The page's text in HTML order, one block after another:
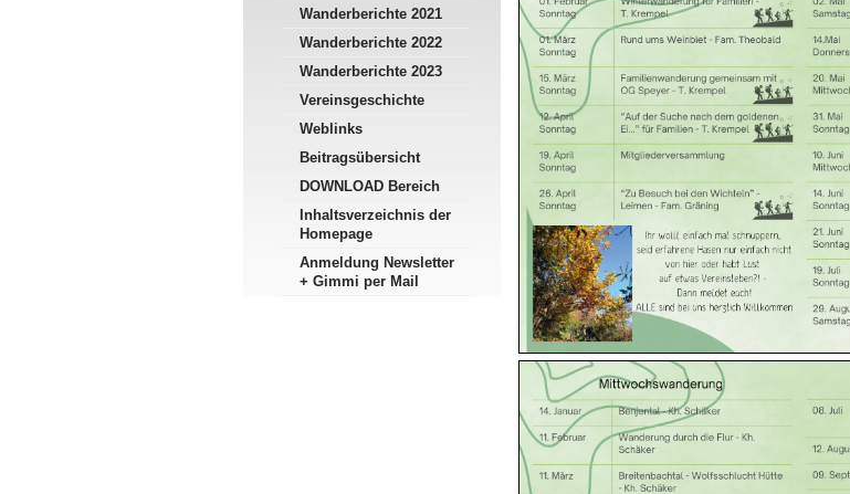
Wanderberichte 2021
Wanderberichte 2022
Wanderberichte 2023
Vereinsgeschichte
Weblinks
Beitragsübersicht
DOWNLOAD Bereich
Inhaltsverzeichnis der
Homepage
Anmeldung Newsletter
+ Gimmi per Mail